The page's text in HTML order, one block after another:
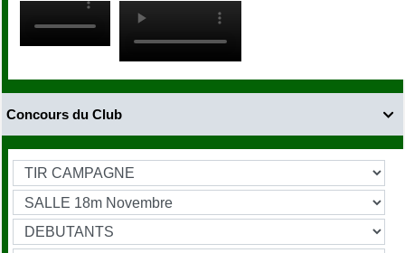

Concours du Club